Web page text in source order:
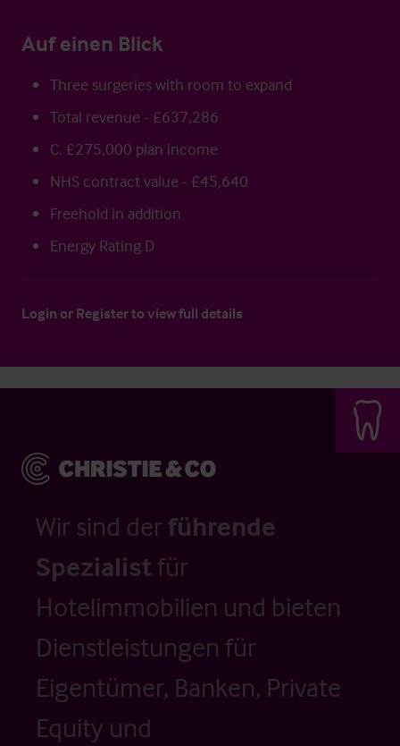
Auf einen Blick
Three surgeries with room to expand
Total revenue - £637,286
C. £275,000 plan income
NHS contract value - £45,640
Freehold in addition
Energy Rating D
Login or Registerto view full details
Wir sind der führende
Spezialistfür
Hotelimmobilien und bieten
Dienstleistungen für
Eigentümer, Banken, Private
Equity und